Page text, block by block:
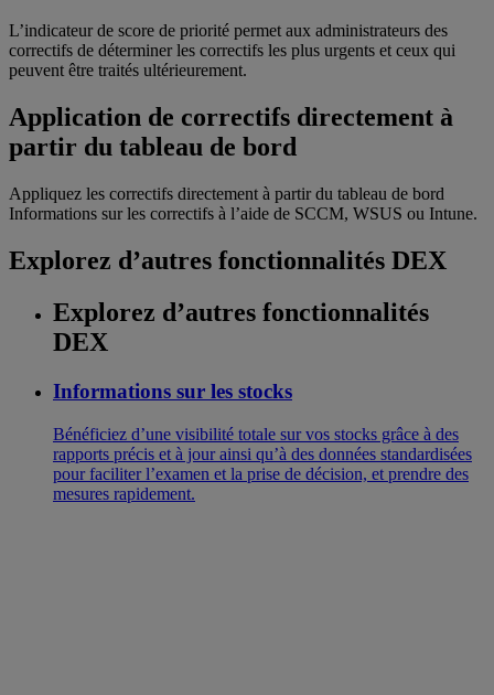
L’indicateur de score de priorité permet aux administrateurs des
correctifs de déterminer les correctifs les plus urgents et ceux qui
peuvent être traités ultérieurement.
Application de correctifs directement à
partir du tableau de bord
Appliquez les correctifs directement à partir du tableau de bord
Informations sur les correctifs à l’aide de SCCM, WSUS ou Intune.
Explorez d’autres fonctionnalités DEX
Explorez d’autres fonctionnalités
DEX
Informations sur les stocks
Bénéficiez d’une visibilité totale sur vos stocks grâce à des
rapports précis et à jour ainsi qu’à des données standardisées
pour faciliter l’examen et la prise de décision, et prendre des
mesures rapidement.